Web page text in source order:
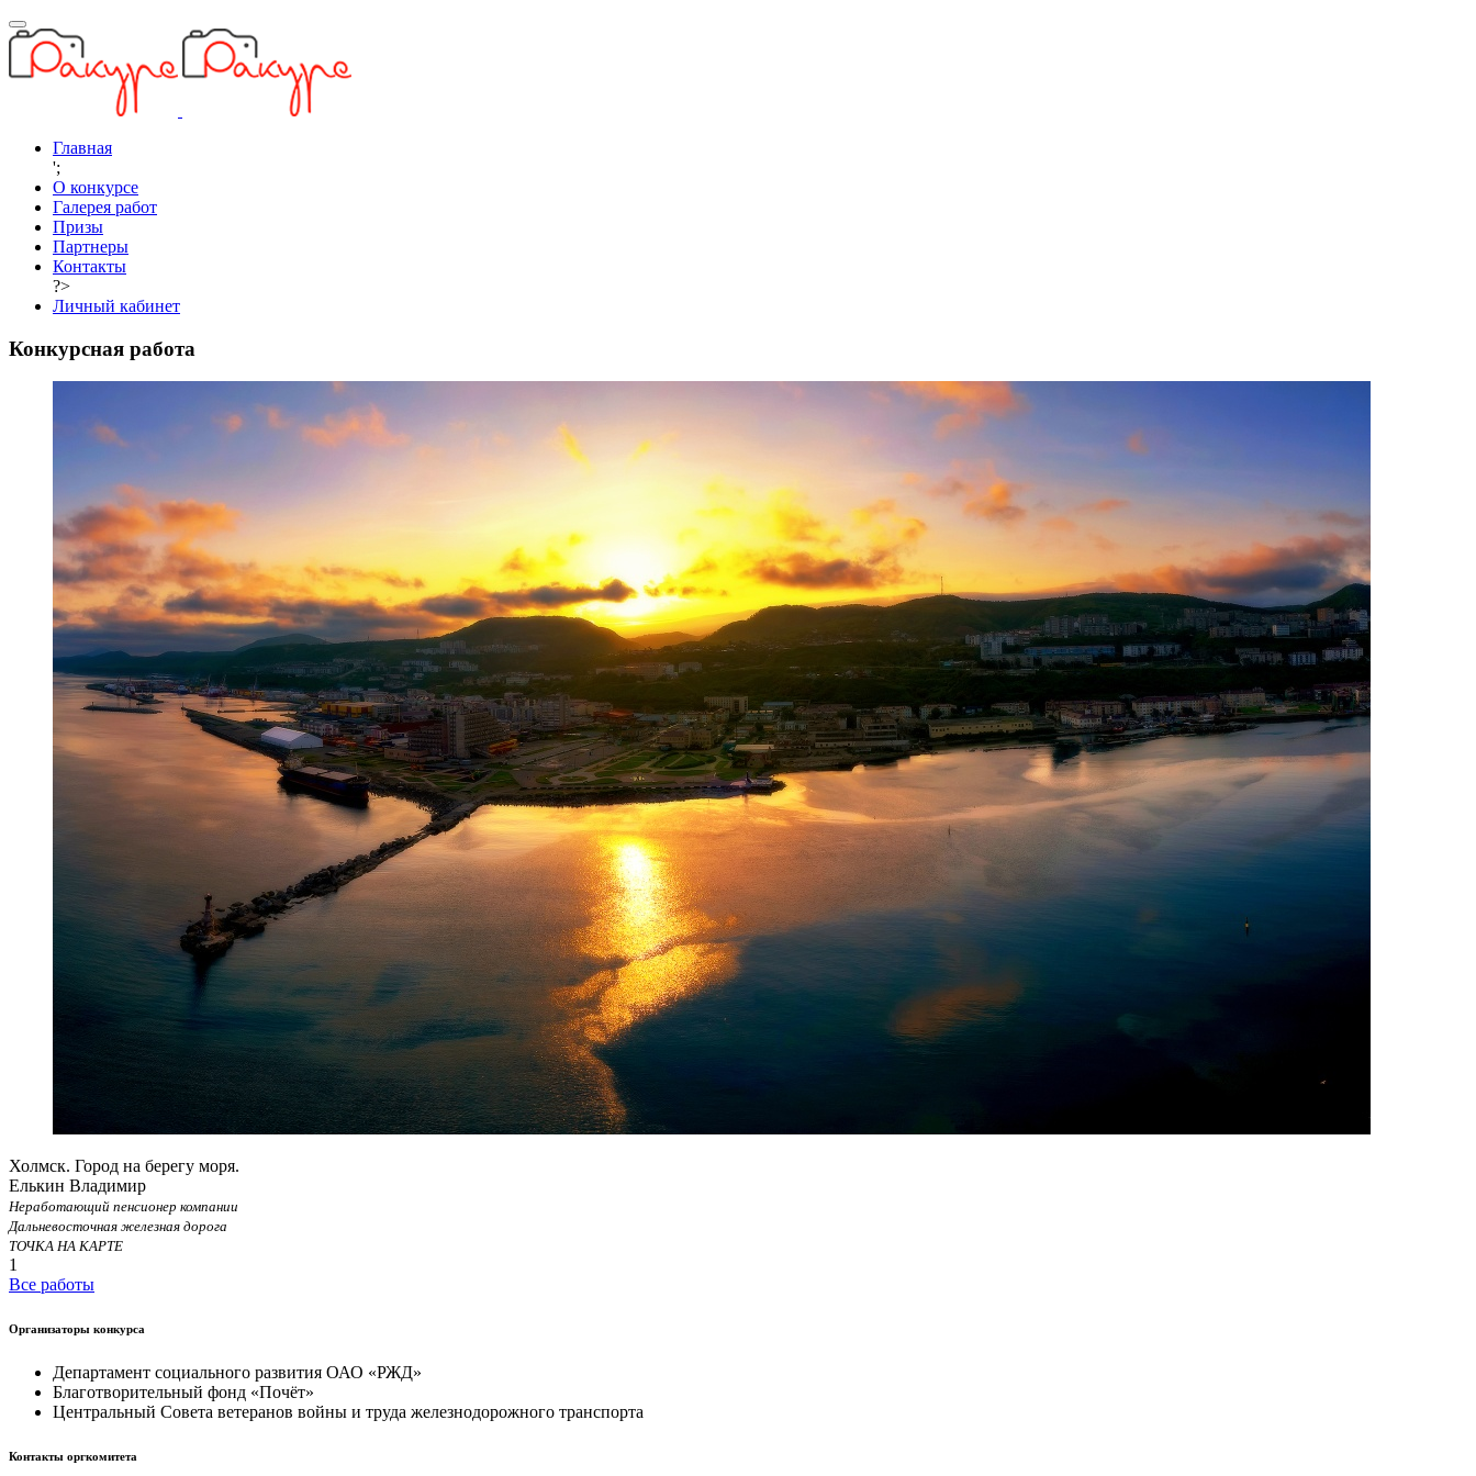
Главная
';
О конкурсе
Галерея работ
Призы
Партнеры
Контакты
?>
Личный кабинет
Конкурсная работа
Холмск. Город на берегу моря.
Елькин Владимир
Неработающий пенсионер компании
Дальневосточная железная дорога
ТОЧКА НА КАРТЕ
1
Все работы
Организаторы конкурса
Департамент социального развития ОАО «РЖД»
Благотворительный фонд «Почёт»
Центральный Совета ветеранов войны и труда железнодорожного транспорта
Контакты оргкомитета